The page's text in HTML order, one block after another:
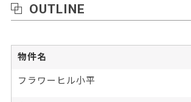
OUTLINE
物件名
フラワーヒル小平